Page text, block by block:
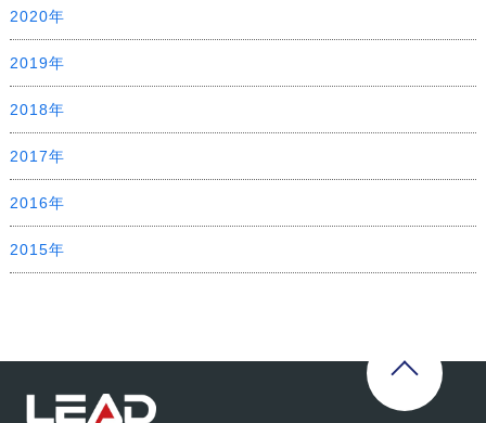
2020年
2019年
2018年
2017年
2016年
2015年